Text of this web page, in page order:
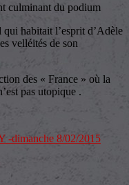
culminant du podium
habitait l’esprit d’Adèle
velléités de son
des « France » où la
pas utopique .
dimanche 8/02/2015